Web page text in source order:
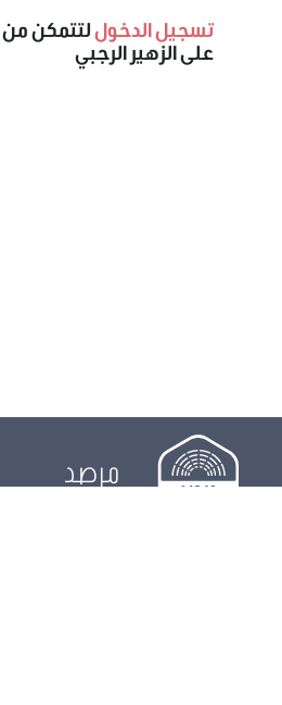
تسجيل الدخوللتتمكن من
على الزهير الرجبي
مرصد